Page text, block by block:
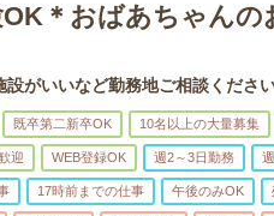
＊おばあちゃんの
がいいなど勤務地ご相談くださ
既卒第二新卒OK 10名以上の大量募集
迎 WEB登録OK 週2～3日勤務
17時前までの仕事 午後のみOK